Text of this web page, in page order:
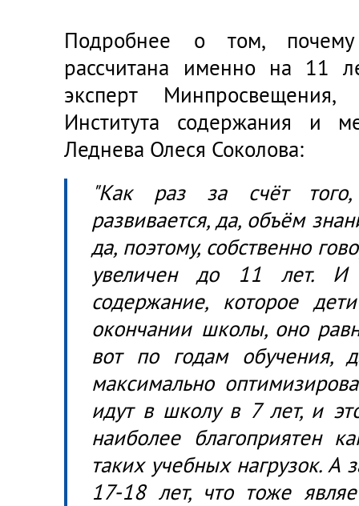
Подробнее о том, почему
рассчитана именно на 11
эксперт Минпросвещения,
Института содержания и
Леднева Олеся Соколова:
"Как раз за счёт
развивается, да, объём
да, поэтому, собственно
увеличен до 11 лет.
содержание, которое
окончании школы, оно
вот по годам обучения,
максимально
идут в школу в 7 лет, и
наиболее благоприятен
таких учебных нагрузок. А
17-18 лет, что тоже